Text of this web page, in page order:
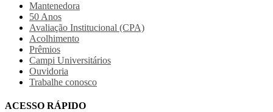
Mantenedora
50 Anos
Avaliação Institucional (CPA)
Acolhimento
Prêmios
Campi Universitários
Ouvidoria
Trabalhe conosco
ACESSO RÁPIDO